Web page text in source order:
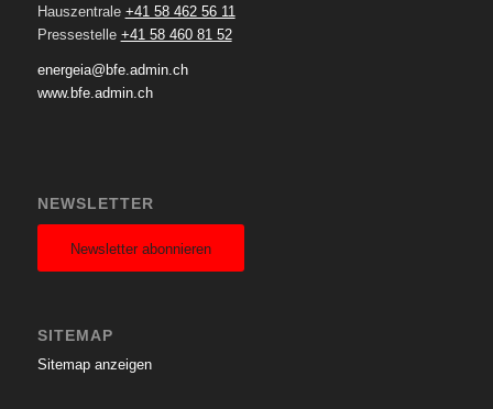
Hauszentrale +41 58 462 56 11
Pressestelle +41 58 460 81 52
energeia@bfe.admin.ch
www.bfe.admin.ch
NEWSLETTER
Newsletter abonnieren
SITEMAP
Sitemap anzeigen